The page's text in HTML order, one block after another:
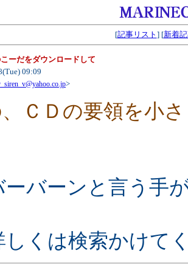
[記事リスト ] [新着
ーだをダウンロードして
09:09
>
ＣＤの要領を小
ーバーンと言う手
しくは検索かけて